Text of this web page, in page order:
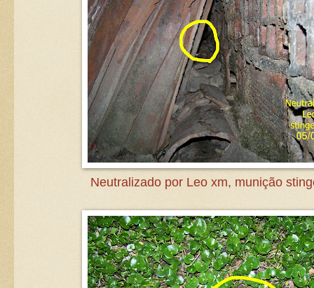
Neutralizado por Leo xm, munição